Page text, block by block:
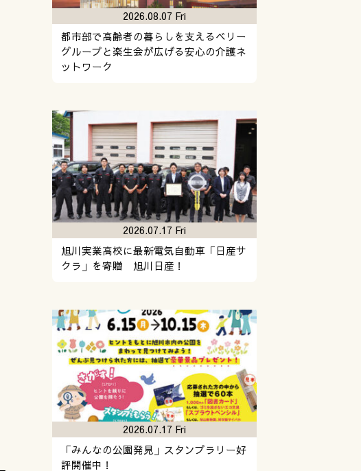
都市部で高齢者の暮らしを支えるベリー
グループと楽生会が広げる安心の介護ネ
ットワーク
2026.08.07 Fri
旭川実業高校に最新電気自動車「日産サ
クラ」を寄贈 旭川日産！
2026.07.17 Fri
「みんなの公園発見」スタンプラリー好
評開催中！
2026.07.17 Fri